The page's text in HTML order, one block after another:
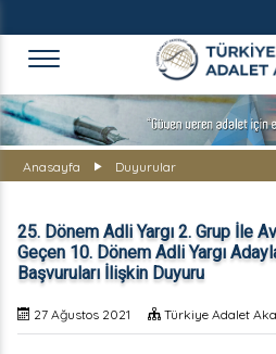
TÜRKİYE
Anasayfa Duyurular
25. Dönem Adli Yargı 2. Grup İle
Geçen 10. Dönem Adli Yargı
Başvuruları İlişkin Duyuru
27 Ağustos 2021 Türkiye Adalet